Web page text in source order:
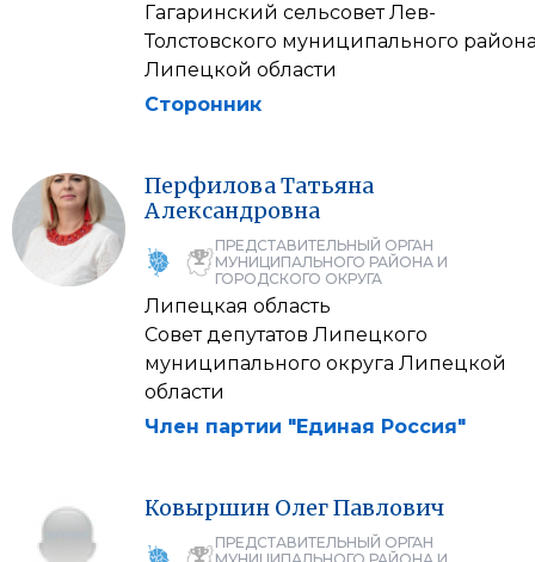
Гагаринский сельсовет Лев-
Толстовского муниципального
Липецкой области
Сторонник
ПерфиловаТатьяна
Александровна
ПРЕДСТАВИТЕЛЬНЫЙ ОРГАН
МУНИЦИПАЛЬНОГО РАЙОНА И
ГОРОДСКОГО ОКРУГА
Липецкая область
Совет депутатов Липецкого
муниципального округа Липецкой
области
Член партии "Единая Россия"
Ковыршин ОлегПавлович
ПРЕДСТАВИТЕЛЬНЫЙ ОРГАН